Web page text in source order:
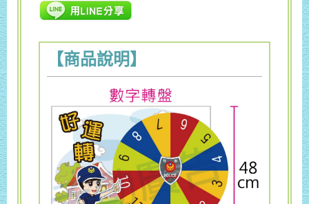
【商品說明】